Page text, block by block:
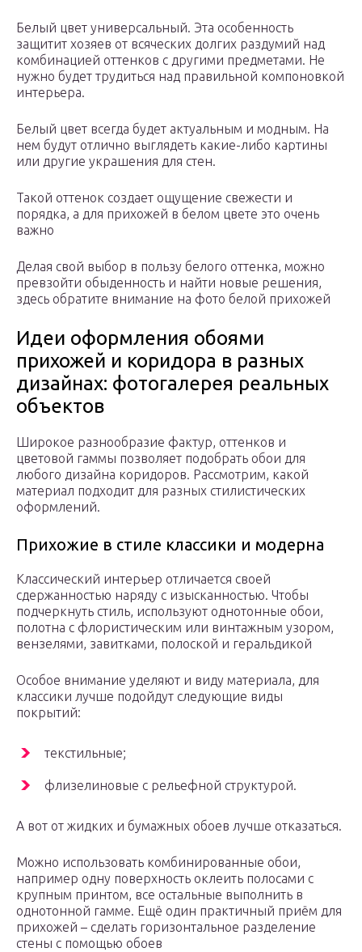
Белый цвет универсальный. Эта особенность
защитит хозяев от всяческих долгих раздумий над
комбинацией оттенков с другими предметами. Не
нужно будет трудиться над правильной компоновкой
интерьера.
Белый цвет всегда будет актуальным и модным. На
нем будут отлично выглядеть какие-либо картины
или другие украшения для стен.
Такой оттенок создает ощущение свежести и
порядка, а для прихожей в белом цвете это очень
важно
Делая свой выбор в пользу белого оттенка, можно
превзойти обыденность и найти новые решения,
здесь обратите внимание на фото белой прихожей
Идеи оформления обоями
прихожей и коридора в разных
дизайнах: фотогалерея реальных
объектов
Широкое разнообразие фактур, оттенков и
цветовой гаммы позволяет подобрать обои для
любого дизайна коридоров. Рассмотрим, какой
материал подходит для разных стилистических
оформлений.
Прихожие в стиле классики и модерна
Классический интерьер отличается своей
сдержанностью наряду с изысканностью. Чтобы
подчеркнуть стиль, используют однотонные обои,
полотна с флористическим или винтажным узором,
вензелями, завитками, полоской и геральдикой
Особое внимание уделяют и виду материала, для
классики лучше подойдут следующие виды
покрытий:
текстильные;
флизелиновые с рельефной структурой.
А вот от жидких и бумажных обоев лучше отказаться.
Можно использовать комбинированные обои,
например одну поверхность оклеить полосами с
крупным принтом, все остальные выполнить в
однотонной гамме. Ещё один практичный приём для
прихожей – сделать горизонтальное разделение
стены с помощью обоев